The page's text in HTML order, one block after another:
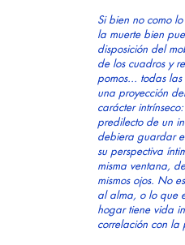
Si bien no como
la muerte bien
disposición del
de los cuadros y
pomos... todas
una proyección
carácter
predilecto de un
debiera guardar
su perspectiva
misma ventana,
mismos ojos. No
al alma, o lo que
hogar tiene vida
correlación con la